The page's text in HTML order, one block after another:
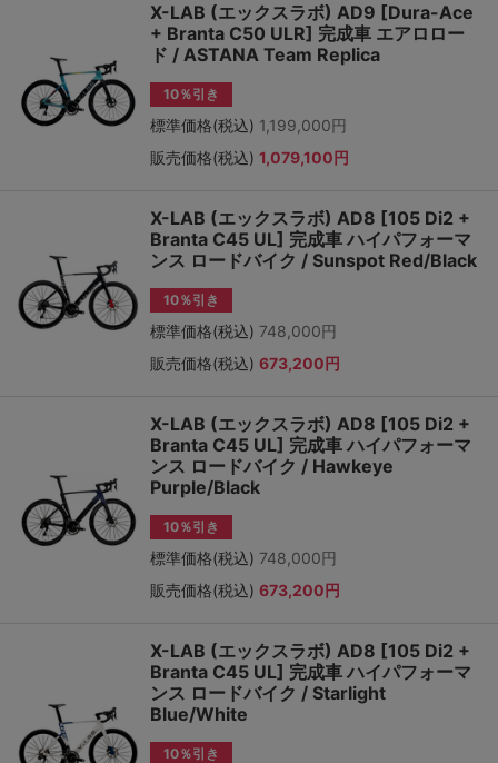
X-LAB (エックスラボ) AD9 [Dura-Ace
+ Branta C50 ULR] 完成車 エアロロー
ド / ASTANA Team Replica
10％引き
標準価格(税込) 1,199,000円
販売価格(税込) 1,079,100円
X-LAB (エックスラボ) AD8 [105 Di2 +
Branta C45 UL] 完成車 ハイパフォーマ
ンス ロードバイク / Sunspot Red/Black
10％引き
標準価格(税込) 748,000円
販売価格(税込) 673,200円
X-LAB (エックスラボ) AD8 [105 Di2 +
Branta C45 UL] 完成車 ハイパフォーマ
ンス ロードバイク / Hawkeye
Purple/Black
10％引き
標準価格(税込) 748,000円
販売価格(税込) 673,200円
X-LAB (エックスラボ) AD8 [105 Di2 +
Branta C45 UL] 完成車 ハイパフォーマ
ンス ロードバイク / Starlight
Blue/White
10％引き